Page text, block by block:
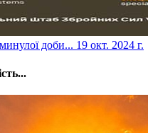
доби... 19 окт. 2024 г.